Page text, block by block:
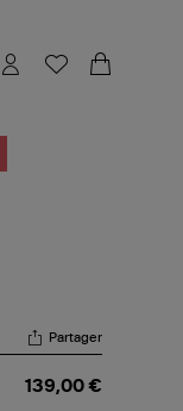
Partager
139,00 €